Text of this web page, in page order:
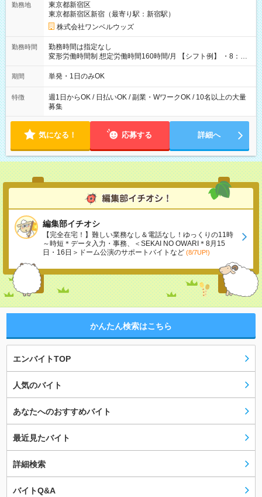
勤務地
東京都新宿区
東京都新宿区新宿（最寄り駅：新宿駅）
株式会社ワンベルウッズ
勤務時間
勤務時間は指定なし
変形労働時間制 想定労働時間160時間/月 【シフト例】 ・8：00
～21：00
期間 単発・1日のみOK
特徴
週1日からOK / 日払いOK / 副業・WワークOK / 10名以上の大量
募集
気になる！ 応募する 詳細へ
編集部イチオシ
【完全在宅！】難しい業務なし＆電話なし！ゆっくりの11時
～時短＊データ入力・事務、＜SEKAI NO OWARI＊8月15
日・16日＞ドーム公演のサポートバイトなど (8/7UP!)
かんたん検索はこちら
エンバイトTOP
人気のバイト
あなたへのおすすめバイト
最近見たバイト
詳細検索
バイトQ&A